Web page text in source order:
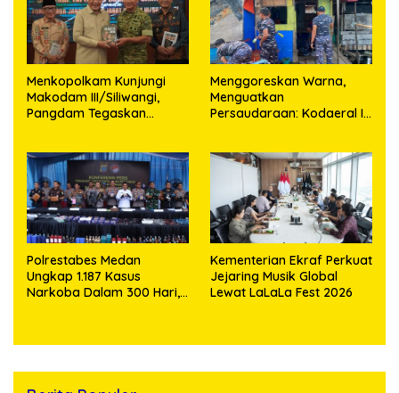
Menkopolkam Kunjungi
Makodam III/Siliwangi,
Pangdam Tegaskan
Nasional
‎Menggoreskan Warna,
Menguatkan
Persaudaraan: Kodaeral I
Pesisir
Polrestabes Medan
Ungkap 1.187 Kasus
Narkoba Dalam 300 Hari,
Kementerian Ekraf Perkuat
Jejaring Musik Global
Lewat LaLaLa Fest 2026